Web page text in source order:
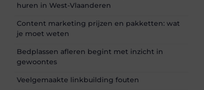
huren in West-Vlaanderen
Content marketing prijzen en pakketten: wat
je moet weten
Bedplassen afleren begint met inzicht in
gewoontes
Veelgemaakte linkbuilding fouten